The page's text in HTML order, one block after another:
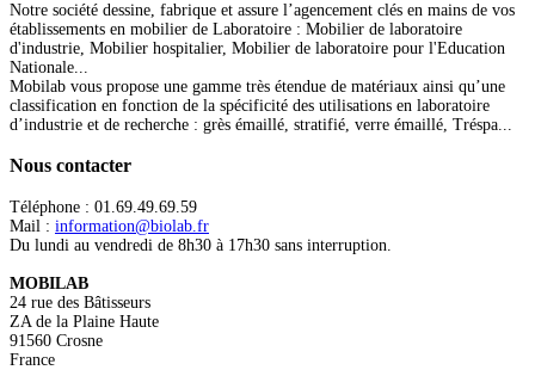
Notre société dessine, fabrique et assure l’agencement clés en mains de vos
établissements en mobilier de Laboratoire : Mobilier de laboratoire
d'industrie, Mobilier hospitalier, Mobilier de laboratoire pour l'Education
Nationale...
Mobilab vous propose une gamme très étendue de matériaux ainsi qu’une
classification en fonction de la spécificité des utilisations en laboratoire
d’industrie et de recherche : grès émaillé, stratifié, verre émaillé, Tréspa...
Nous contacter
Téléphone : 01.69.49.69.59
Mail : information@biolab.fr
Du lundi au vendredi de 8h30 à 17h30 sans interruption.
MOBILAB
24 rue des Bâtisseurs
ZA de la Plaine Haute
91560 Crosne
France